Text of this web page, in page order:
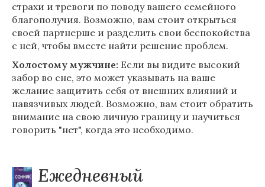
страхи и тревоги по поводу вашего семейного
благополучия. Возможно, вам стоит открыться
своей партнерше и разделить свои беспокойства
с ней, чтобы вместе найти решение проблем.
Холостому мужчине: Если вы видите высокий
забор во сне, это может указывать на ваше
желание защитить себя от внешних влияний и
навязчивых людей. Возможно, вам стоит обратить
внимание на свою личную границу и научиться
говорить "нет", когда это необходимо.
Ежедневный